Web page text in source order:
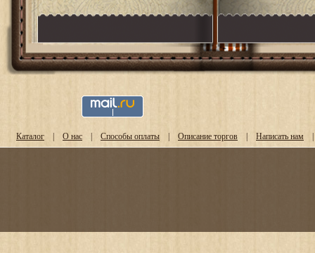
Каталог | О нас | Способы оплаты | Описание торгов | Написать нам |